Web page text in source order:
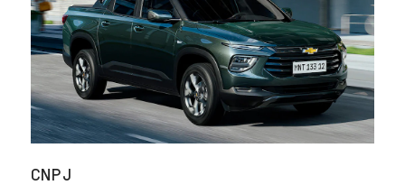
CNPJ